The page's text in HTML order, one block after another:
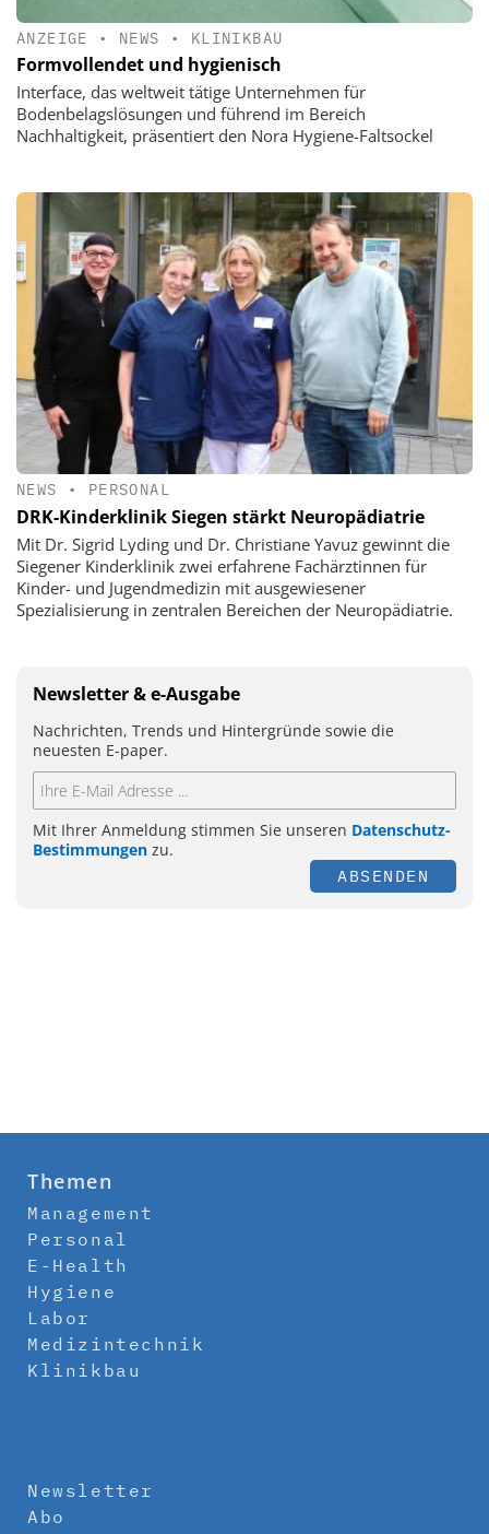
ANZEIGE • NEWS • KLINIKBAU
Formvollendet und hygienisch
Interface, das weltweit tätige Unternehmen für
Bodenbelagslösungen und führend im Bereich
Nachhaltigkeit, präsentiert den Nora Hygiene-Faltsockel
NEWS • PERSONAL
DRK-Kinderklinik Siegen stärkt Neuropädiatrie
Mit Dr. Sigrid Lyding und Dr. Christiane Yavuz gewinnt die
Siegener Kinderklinik zwei erfahrene Fachärztinnen für
Kinder- und Jugendmedizin mit ausgewiesener
Spezialisierung in zentralen Bereichen der Neuropädiatrie.
Newsletter & e-Ausgabe
Nachrichten, Trends und Hintergründe sowie die
neuesten E-paper.
Mit Ihrer Anmeldung stimmen Sie unseren Datenschutz-
Bestimmungen zu.
ABSENDEN
Themen
Management
Personal
E-Health
Hygiene
Labor
Medizintechnik
Klinikbau
Newsletter
Abo